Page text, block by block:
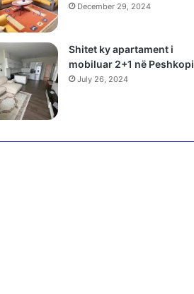
December 29, 2024
Shitet ky apartament i
mobiluar 2+1 në Peshkopi
July 26, 2024